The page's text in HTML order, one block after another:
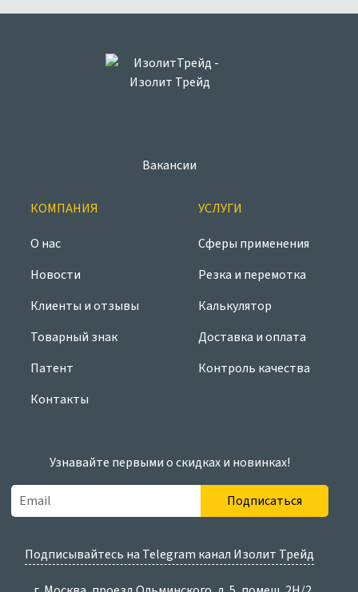
Вакансии
КОМПАНИЯ
О нас
Новости
Клиенты и отзывы
Товарный знак
Патент
Контакты
УСЛУГИ
Сферы применения
Резка и перемотка
Калькулятор
Доставка и оплата
Контроль качества
Узнавайте первыми о скидках и новинках!
Подписаться
Подписывайтесь на Telegram канал Изолит Трейд